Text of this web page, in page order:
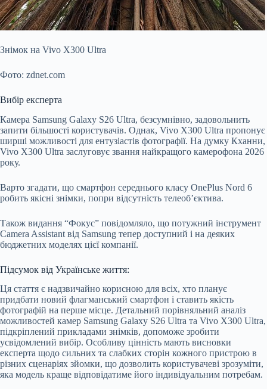
Знімок на Vivo X300 Ultra
Фото: zdnet.com
Вибір експерта
Камера Samsung Galaxy S26 Ultra, безсумнівно, задовольнить
запити більшості користувачів. Однак, Vivo X300 Ultra пропонує
ширші можливості для ентузіастів фотографії. На думку Кханни,
Vivo X300 Ultra заслуговує звання найкращого камерофона 2026
року.
Варто згадати, що смартфон середнього класу OnePlus Nord 6
робить якісні знімки, попри відсутність телеоб’єктива.
Також видання “Фокус” повідомляло, що потужний інструмент
Camera Assistant від Samsung тепер доступний і на деяких
бюджетних моделях цієї компанії.
Підсумок від Українське життя:
Ця стаття є надзвичайно корисною для всіх, хто планує
придбати новий флагманський смартфон і ставить якість
фотографій на перше місце. Детальний порівняльний аналіз
можливостей камер Samsung Galaxy S26 Ultra та Vivo X300 Ultra,
підкріплений прикладами знімків, допоможе зробити
усвідомлений вибір. Особливу цінність мають висновки
експерта щодо сильних та слабких сторін кожного пристрою в
різних сценаріях зйомки, що дозволить користувачеві зрозуміти,
яка модель краще відповідатиме його індивідуальним потребам.